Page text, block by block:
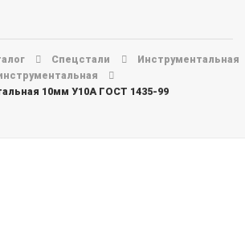
Спецстали
Инструментальная
10мм У10А ГОСТ 1435-99